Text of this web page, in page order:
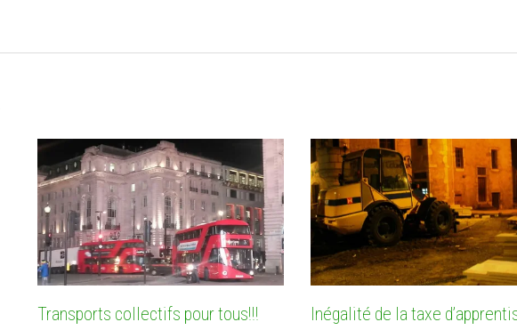
Transports collectifs pour tous!!! Inégalité de la taxe